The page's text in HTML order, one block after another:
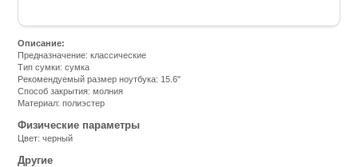
Описание:
Предназначение: классические
Тип сумки: сумка
Рекомендуемый размер ноутбука: 15.6"
Способ закрытия: молния
Материал: полиэстер
Физические параметры
Цвет: черный
Другие